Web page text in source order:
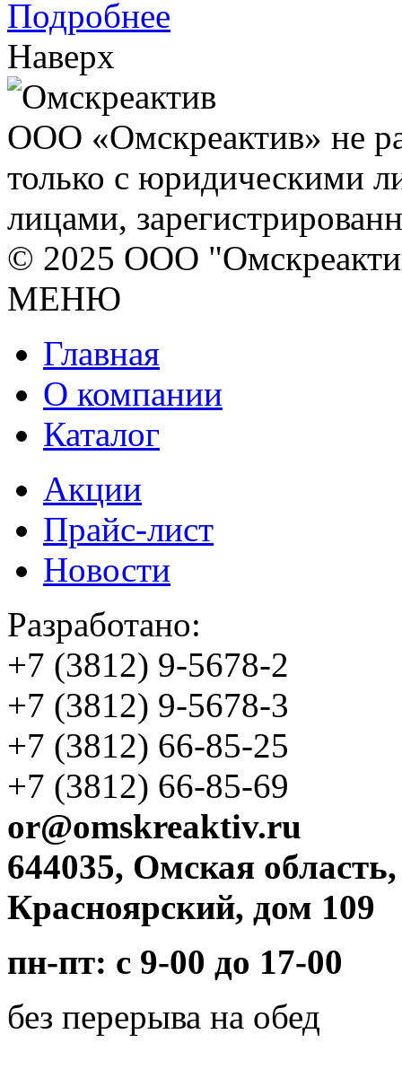
Подробнее
Наверх
ООО «Омскреактив» не
только с юридическими
лицами,
© 2025 ООО
МЕНЮ
Главная
О компании
Каталог
Акции
Прайс-лист
Новости
Разработано:
+7 (3812) 9-5678-2
+7 (3812) 9-5678-3
+7 (3812) 66-85-25
+7 (3812) 66-85-69
or@omskreaktiv.ru
644035, Омская
Красноярский, дом 109
пн-пт: с 9-00 до 17-00
без перерыва на обед